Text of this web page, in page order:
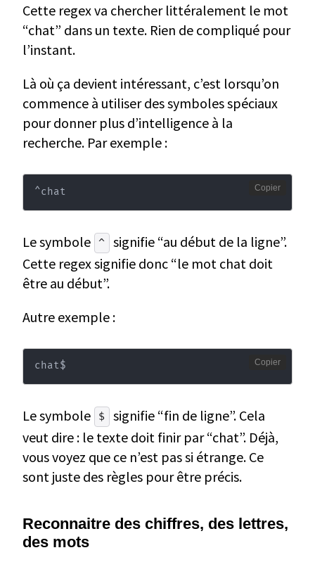
Cette regex va chercher littéralement le mot
“chat” dans un texte. Rien de compliqué pour
l’instant.
Là où ça devient intéressant, c’est lorsqu’on
commence à utiliser des symboles spéciaux
pour donner plus d’intelligence à la
recherche. Par exemple :
^chat Copier
Le symbole ^
signifie “au début de la ligne”.
Cette regex signifie donc “le mot chat doit
être au début”.
Autre exemple :
chat$ Copier
Le symbole $
signifie “fin de ligne”. Cela
veut dire : le texte doit finir par “chat”. Déjà,
vous voyez que ce n’est pas si étrange. Ce
sont juste des règles pour être précis.
Reconnaitre des chiffres, des lettres,
des mots